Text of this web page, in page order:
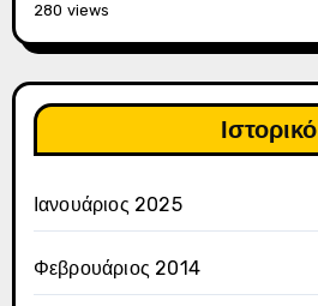
280 views
Ιστορικό
Ιανουάριος 2025
Φεβρουάριος 2014